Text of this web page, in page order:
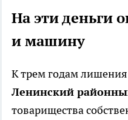
На эти деньги
и машину
К трем годам
Ленинский
товарищества